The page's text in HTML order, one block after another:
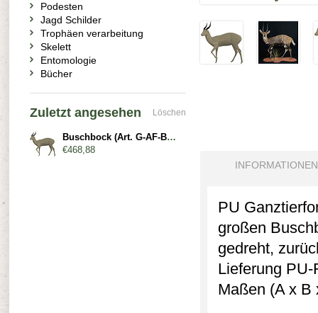
INFORMATIONEN
PU
großen
gedreht,
Lieferung PU-
Maßen (A x B
Podesten
Jagd Schilder
Trophäen verarbeitung
Skelett
Entomologie
Bücher
Zuletzt angesehen Löschen
Buschbock (Art. G-AF-BB4-L-2-x)
€468,88